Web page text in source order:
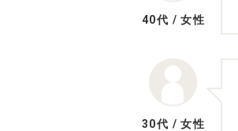
40代 /女性
30代 /女性